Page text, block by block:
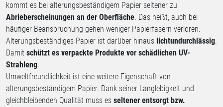
kommt es bei alterungsbeständigem Papier seltener zu
Abrieberscheinungen an der Oberfläche. Das heißt, auch bei
häufiger Beanspruchung gehen weniger Papierfasern verloren.
Alterungsbeständiges Papier ist darüber hinaus lichtundurchlässig.
Damit schützt es verpackte Produkte vor schädlichen UV-
Strahleng.
Umweltfreundlichkeit ist eine weitere Eigenschaft von
alterungsbeständigem Papier. Dank seiner Langlebigkeit und
gleichbleibenden Qualität muss es seltener entsorgt bzw.